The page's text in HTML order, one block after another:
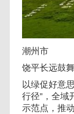
潮州市
饶平长远鼓
以绿促好意
行径”，全域
示范点，推